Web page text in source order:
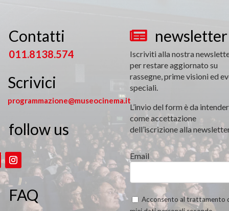
Contatti
011.8138.574
Scrivici
programmazione@museocinema.it
follow us
FAQ
 newsletter
Iscriviti alla nostra
per restare aggiornato su
rassegne, prime visioni ed
speciali.
L’invio del form è da
come accettazione
dell’iscrizione alla
Email
Acconsento al trattamento